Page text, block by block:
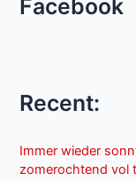
Facebook
Recent:
Immer wieder
zomerochtend vol